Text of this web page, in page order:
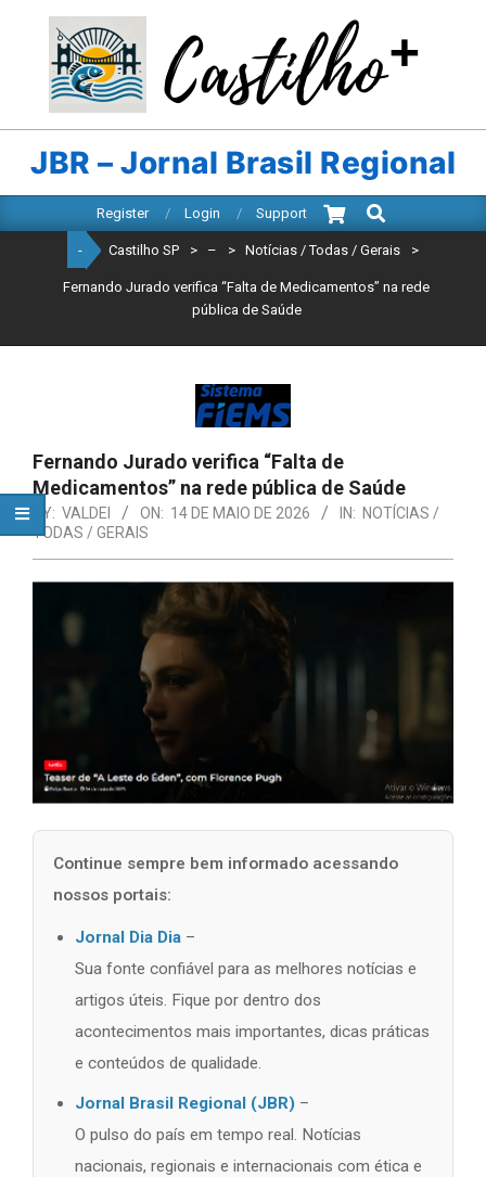
content
CASTILHO
SP
JBR – Jornal Brasil Regional
Navigation
Register Login Support
Search
- Castilho SP > – > Notícias / Todas / Gerais >
Fernando Jurado verifica “Falta de Medicamentos” na rede
pública de Saúde
Fernando Jurado verifica “Falta de
Medicamentos” na rede pública de Saúde
BY: VALDEI ON: 14 DE MAIO DE 2026 IN: NOTÍCIAS /
TODAS / GERAIS
Continue sempre bem informado acessando
nossos portais:
Jornal Dia Dia –
Sua fonte confiável para as melhores notícias e
artigos úteis. Fique por dentro dos
acontecimentos mais importantes, dicas práticas
e conteúdos de qualidade.
Jornal Brasil Regional (JBR) –
O pulso do país em tempo real. Notícias
nacionais, regionais e internacionais com ética e